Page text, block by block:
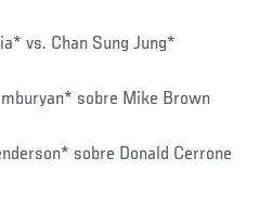
vs. Chan Sung Jung*
sobre Mike Brown
sobre Donald Cerrone